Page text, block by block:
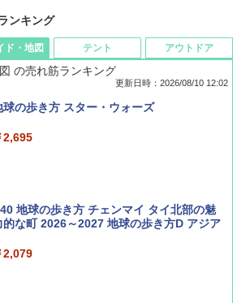
ンキング
PAL(ビ-パル) 2026年 10 月号【特別付録:
PAL(ビ-パル) 2026年 9 月号【特別付録:
ミニマル"旅"財布 ランダム2種】
1,500
ド・地図
の売れ筋ランキング
更新日時：2026/08/10 12:02
球の歩き方 スター・ウォーズ
2,695
地球の歩き方 チェンマイ タイ北部の魅
的な町 2026～2027 地球の歩き方D アジア
2,079
テント アウトドア